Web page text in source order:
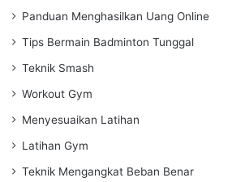
Panduan Menghasilkan Uang Online
Tips Bermain Badminton Tunggal
Teknik Smash
Workout Gym
Menyesuaikan Latihan
Latihan Gym
Teknik Mengangkat Beban Benar